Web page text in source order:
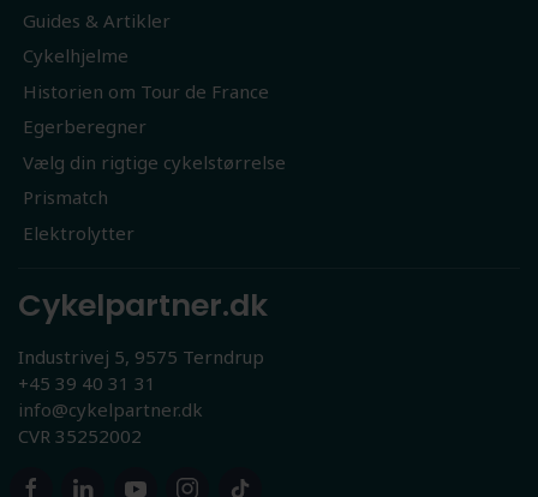
Guides & Artikler
Cykelhjelme
Historien om Tour de France
Egerberegner
Vælg din rigtige cykelstørrelse
Prismatch
Elektrolytter
Cykelpartner.dk
Industrivej 5, 9575 Terndrup
+45 39 40 31 31
info@cykelpartner.dk
CVR 35252002